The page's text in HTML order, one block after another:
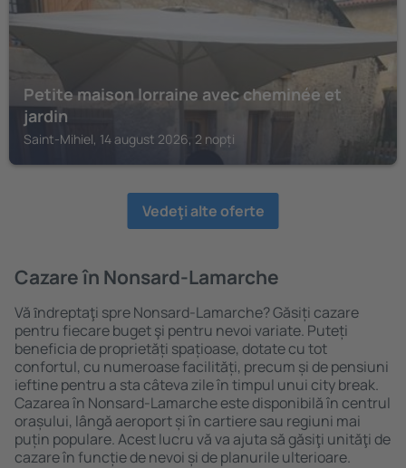
Petite maison lorraine avec cheminée et
jardin
Saint-Mihiel, 14 august 2026, 2 nopți
Vedeţi alte oferte
Cazare în Nonsard-Lamarche
Vă ȋndreptaţi spre Nonsard-Lamarche? Găsiți cazare
pentru fiecare buget şi pentru nevoi variate. Puteți
beneficia de proprietăți spațioase, dotate cu tot
confortul, cu numeroase facilități, precum și de pensiuni
ieftine pentru a sta câteva zile în timpul unui city break.
Cazarea în Nonsard-Lamarche este disponibilă în centrul
orașului, lângă aeroport și în cartiere sau regiuni mai
puțin populare. Acest lucru vă va ajuta să găsiţi unităţi de
cazare în funcție de nevoi și de planurile ulterioare.